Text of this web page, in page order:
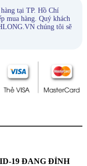
tại TP. Hồ Chí
mua hàng. Quý khách
chúng tôi sẽ
19 ĐANG ĐỈNH